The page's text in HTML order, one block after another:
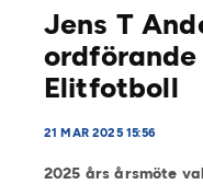
Jens T
ordförande
Elitfotboll
21 MAR 2025 15:56
2025 års årsmöte